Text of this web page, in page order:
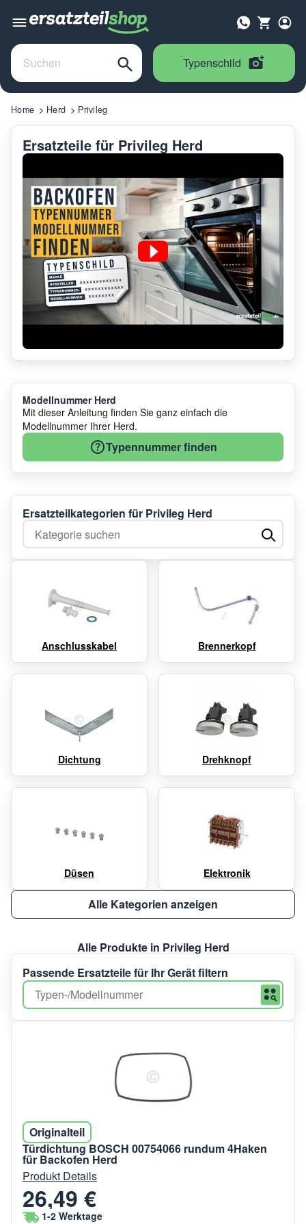
Typenschild
Home Herd Privileg
Ersatzteile für Privileg Herd
Modellnummer Herd
Mit dieser Anleitung finden Sie ganz einfach die
Modellnummer Ihrer Herd.
Typennummer finden
Ersatzteilkategorien für Privileg Herd
Kategorie suchen
Anschlusskabel Brennerkopf
Dichtung Drehknopf
Düsen Elektronik
Alle Kategorien anzeigen
Alle Produkte in Privileg Herd
Passende Ersatzteile für Ihr Gerät filtern
Originalteil
Türdichtung BOSCH 00754066 rundum 4Haken
für Backofen Herd
Produkt Details
26,49 €
1-2 Werktage